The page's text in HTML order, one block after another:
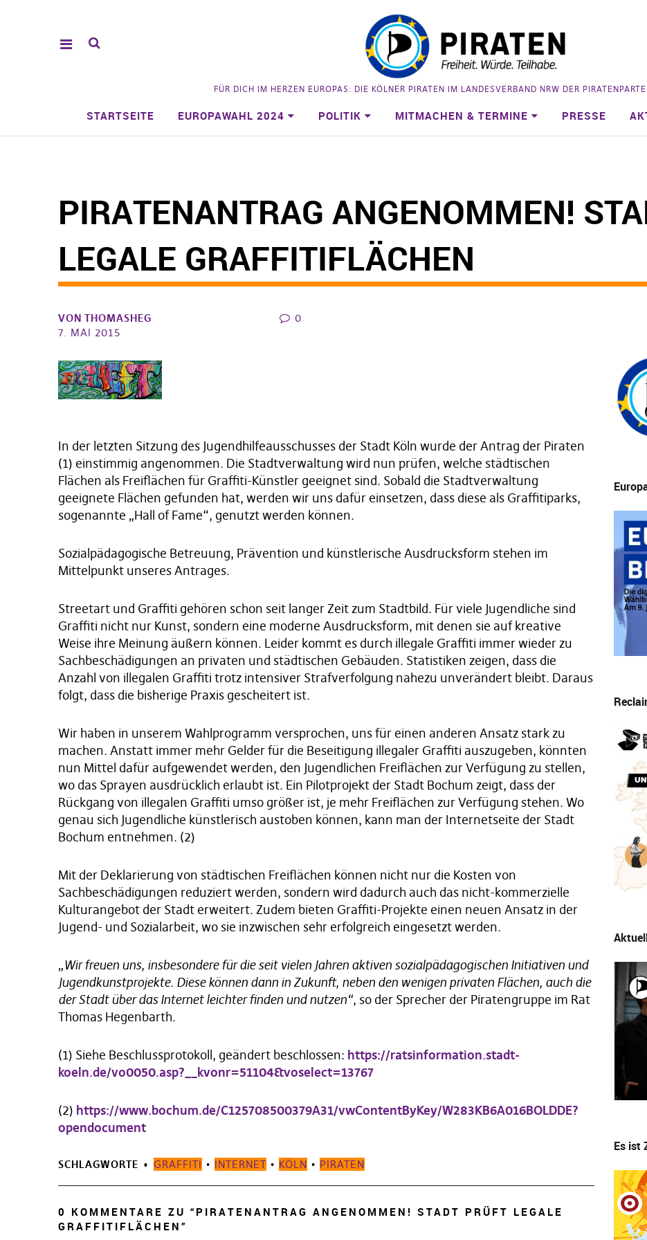
FÜR DICH IM HERZEN EUROPAS: DIE KÖLNER PIRATEN IM LANDESVERBAND NRW DER
STARTSEITE EUROPAWAHL 2024 POLITIK MITMACHEN & TERMINE PRESSE
PIRATENANTRAG ANGENOMMEN!
LEGALE GRAFFITIFLÄCHEN
VON THOMASHEG
7. MAI 2015
0
In der letzten Sitzung des Jugendhilfeausschusses der Stadt Köln wurde der Antrag der Piraten
(1) einstimmig angenommen. Die Stadtverwaltung wird nun prüfen, welche städtischen
Flächen als Freiflächen für Graffiti-Künstler geeignet sind. Sobald die Stadtverwaltung
geeignete Flächen gefunden hat, werden wir uns dafür einsetzen, dass diese als Graffitiparks,
sogenannte „Hall of Fame“, genutzt werden können.
Sozialpädagogische Betreuung, Prävention und künstlerische Ausdrucksform stehen im
Mittelpunkt unseres Antrages.
Streetart und Graffiti gehören schon seit langer Zeit zum Stadtbild. Für viele Jugendliche sind
Graffiti nicht nur Kunst, sondern eine moderne Ausdrucksform, mit denen sie auf kreative
Weise ihre Meinung äußern können. Leider kommt es durch illegale Graffiti immer wieder zu
Sachbeschädigungen an privaten und städtischen Gebäuden. Statistiken zeigen, dass die
Anzahl von illegalen Graffiti trotz intensiver Strafverfolgung nahezu unverändert bleibt. Daraus
folgt, dass die bisherige Praxis gescheitert ist.
Wir haben in unserem Wahlprogramm versprochen, uns für einen anderen Ansatz stark zu
machen. Anstatt immer mehr Gelder für die Beseitigung illegaler Graffiti auszugeben, könnten
nun Mittel dafür aufgewendet werden, den Jugendlichen Freiflächen zur Verfügung zu stellen,
wo das Sprayen ausdrücklich erlaubt ist. Ein Pilotprojekt der Stadt Bochum zeigt, dass der
Rückgang von illegalen Graffiti umso größer ist, je mehr Freiflächen zur Verfügung stehen. Wo
genau sich Jugendliche künstlerisch austoben können, kann man der Internetseite der Stadt
Bochum entnehmen. (2)
Mit der Deklarierung von städtischen Freiflächen können nicht nur die Kosten von
Sachbeschädigungen reduziert werden, sondern wird dadurch auch das nicht-kommerzielle
Kulturangebot der Stadt erweitert. Zudem bieten Graffiti-Projekte einen neuen Ansatz in der
Jugend- und Sozialarbeit, wo sie inzwischen sehr erfolgreich eingesetzt werden.
„Wir freuen uns, insbesondere für die seit vielen Jahren aktiven sozialpädagogischen Initiativen und
Jugendkunstprojekte. Diese können dann in Zukunft, neben den wenigen privaten Flächen, auch die
der Stadt über das Internet leichter finden und nutzen“, so der Sprecher der Piratengruppe im Rat
Thomas Hegenbarth.
(1) Siehe Beschlussprotokoll, geändert beschlossen: https://ratsinformation.stadt-
koeln.de/vo0050.asp?__kvonr=51104&voselect=13767
(2) https://www.bochum.de/C125708500379A31/vwContentByKey/W283KB6A016BOLDDE?
opendocument
SCHLAGWORTE GRAFFITI • INTERNET • KÖLN • PIRATEN
0 KOMMENTARE ZU “ PIRATENANTRAG ANGENOMMEN! STADT PRÜFT LEGALE
GRAFFITIFLÄCHEN ”
Es ist